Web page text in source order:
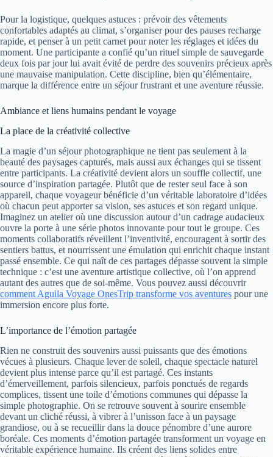
Pour la logistique, quelques astuces : prévoir des vêtements
confortables adaptés au climat, s’organiser pour des pauses recharge
rapide, et penser à un petit carnet pour noter les réglages et idées du
moment. Une participante a confié qu’un rituel simple de sauvegarde
deux fois par jour lui avait évité de perdre des souvenirs précieux après
une mauvaise manipulation. Cette discipline, bien qu’élémentaire,
marque la différence entre un séjour frustrant et une aventure réussie.
Ambiance et liens humains pendant le voyage
La place de la créativité collective
La magie d’un séjour photographique ne tient pas seulement à la
beauté des paysages capturés, mais aussi aux échanges qui se tissent
entre participants. La créativité devient alors un souffle collectif, une
source d’inspiration partagée. Plutôt que de rester seul face à son
appareil, chaque voyageur bénéficie d’un véritable laboratoire d’idées
où chacun peut apporter sa vision, ses astuces et son regard unique.
Imaginez un atelier où une discussion autour d’un cadrage audacieux
ouvre la porte à une série photos innovante pour tout le groupe. Ces
moments collaboratifs réveillent l’inventivité, encouragent à sortir des
sentiers battus, et nourrissent une émulation qui enrichit chaque instant
passé ensemble. Ce qui naît de ces partages dépasse souvent la simple
technique : c’est une aventure artistique collective, où l’on apprend
autant des autres que de soi-même. Vous pouvez aussi découvrir
comment Aguila Voyage OnesTrip transforme vos aventures pour une
immersion encore plus forte.
L’importance de l’émotion partagée
Rien ne construit des souvenirs aussi puissants que des émotions
vécues à plusieurs. Chaque lever de soleil, chaque spectacle naturel
devient plus intense parce qu’il est partagé. Ces instants
d’émerveillement, parfois silencieux, parfois ponctués de regards
complices, tissent une toile d’émotions communes qui dépasse la
simple photographie. On se retrouve souvent à sourire ensemble
devant un cliché réussi, à vibrer à l’unisson face à un paysage
grandiose, ou à se recueillir dans la douce pénombre d’une aurore
boréale. Ces moments d’émotion partagée transforment un voyage en
véritable expérience humaine. Ils créent des liens solides entre